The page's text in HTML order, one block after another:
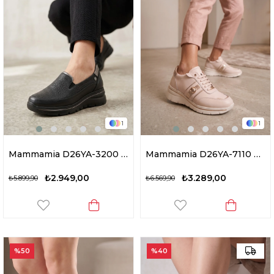
1
Mammamia D26YA-3200 Kadın Hakiki Deri Dolgu Topuk Ayakkabı Siyah
₺2.949,00
₺5.899,90
1
Mammamia D26YA-7110 Kadın Hakiki Deri Dolgu Topuk Ayakkabı Bej
₺3.289,00
₺6.569,90
%50 %40